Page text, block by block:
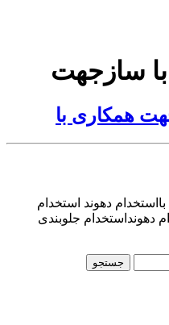
همکاری با
دهوند استخدام
دهونداستخدام جلوبندی